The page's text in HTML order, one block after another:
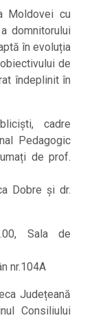
Moldovei cu
domnitorului
în evoluția
de
îndeplinit în
cadre
Pedagogic
de prof.
Dobre și dr.
Sala de
nr.104A
Județeană
Consiliului